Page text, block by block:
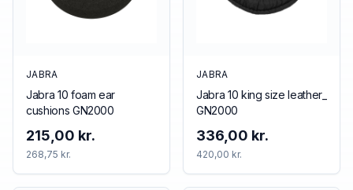
JABRA
Jabra 10 foam ear
cushions GN2000
215,00 kr.
268,75 kr.
JABRA
Jabra 10 king size leather_
GN2000
336,00 kr.
420,00 kr.